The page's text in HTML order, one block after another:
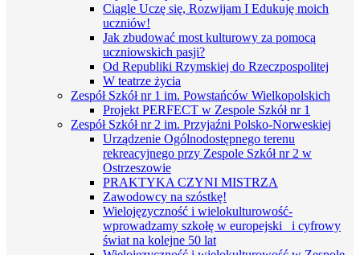
Ciągle Uczę się, Rozwijam I Edukuję moich
uczniów!
Jak zbudować most kulturowy za pomocą
uczniowskich pasji?
Od Republiki Rzymskiej do Rzeczpospolitej
W teatrze życia
Zespół Szkół nr 1 im. Powstańców Wielkopolskich
Projekt PERFECT w Zespole Szkół nr 1
Zespół Szkół nr 2 im. Przyjaźni Polsko-Norweskiej
Urządzenie Ogólnodostępnego terenu
rekreacyjnego przy Zespole Szkół nr 2 w
Ostrzeszowie
PRAKTYKA CZYNI MISTRZA
Zawodowcy na szóstkę!
Wielojęzyczność i wielokulturowość-
wprowadzamy szkołę w europejski i cyfrowy
świat na kolejne 50 lat